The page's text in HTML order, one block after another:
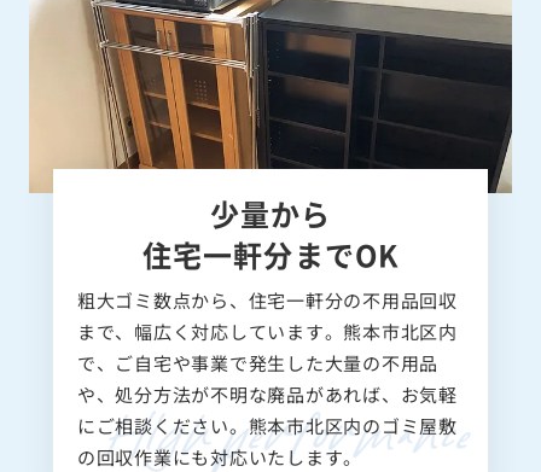
少量から
住宅一軒分までOK
粗大ゴミ数点から、住宅一軒分の不用品回収
まで、幅広く対応しています。熊本市北区内
で、ご自宅や事業で発生した大量の不用品
や、処分方法が不明な廃品があれば、お気軽
にご相談ください。熊本市北区内のゴミ屋敷
の回収作業にも対応いたします。